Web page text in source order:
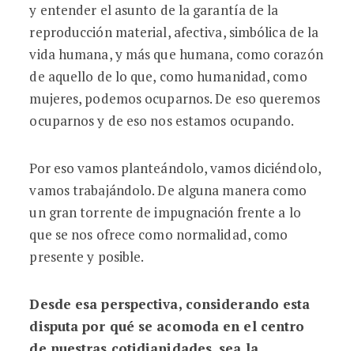
y entender el asunto de la garantía de la
reproducción material, afectiva, simbólica de la
vida humana, y más que humana, como corazón
de aquello de lo que, como humanidad, como
mujeres, podemos ocuparnos. De eso queremos
ocuparnos y de eso nos estamos ocupando.
Por eso vamos planteándolo, vamos diciéndolo,
vamos trabajándolo. De alguna manera como
un gran torrente de impugnación frente a lo
que se nos ofrece como normalidad, como
presente y posible.
Desde esa perspectiva, considerando esta
disputa por qué se acomoda en el centro